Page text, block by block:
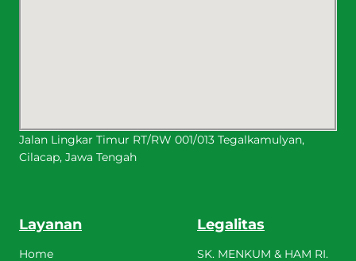
Jalan Lingkar Timur RT/RW 001/013 Tegalkamulyan,
Cilacap, Jawa Tengah
Layanan
Home
Legalitas
SK. MENKUM & HAM RI.